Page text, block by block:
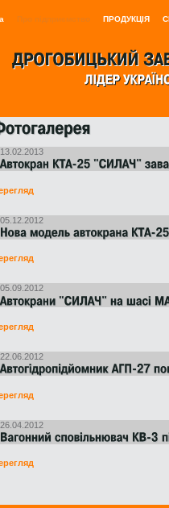
ПРОДУКЦІЯ
13.02.2013
05.12.2012
05.09.2012
22.06.2012
26.04.2012